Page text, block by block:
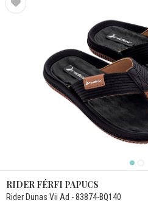
RIDER FÉRFI PAPUCS
Rider Dunas Vii Ad - 83874-BQ140